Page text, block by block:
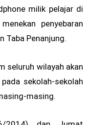
milik pelajar di
penyebaran
Taba Penanjung.
seluruh wilayah akan
sekolah-sekolah
masing.